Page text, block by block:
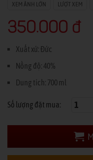
XEM ẢNH LỚN LƯỢT XEM
350.000 đ
Xuất xứ: Đức
Nồng độ: 40%
Dung tích: 700 ml
Số lượng đặt mua: